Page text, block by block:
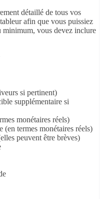
détaillé de tous vos
afin que vous puissiez
minimum, vous devez inclure
si pertinent)
supplémentaire si
monétaires réels)
(en termes monétaires réels)
peuvent être brèves)